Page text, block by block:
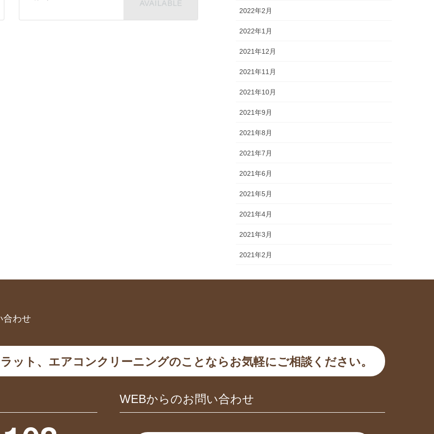
2022年2月
2022年1月
2021年12月
2021年11月
2021年10月
2021年9月
2021年8月
2021年7月
2021年6月
2021年5月
2021年4月
2021年3月
2021年2月
わせ
ット、エアコンクリーニングのことならお気軽にご相談ください。
WEBからのお問い合わせ